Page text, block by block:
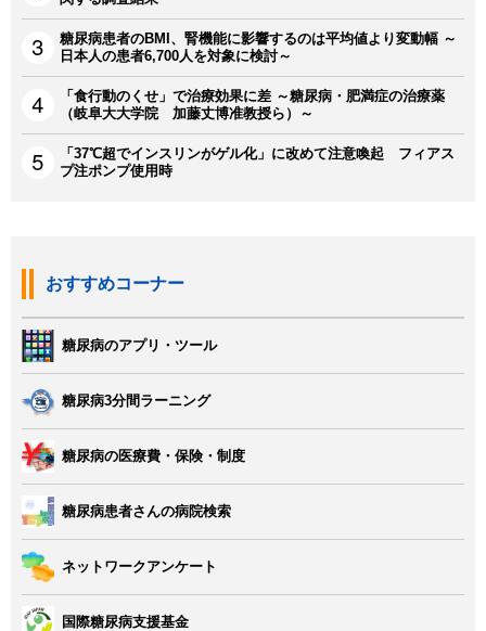
糖尿病患者のBMI、腎機能に影響するのは平均値より変動幅 ～
日本人の患者6,700人を対象に検討～
「食行動のくせ」で治療効果に差 ～糖尿病・肥満症の治療薬
（岐阜大大学院 加藤丈博准教授ら）～
「37℃超でインスリンがゲル化」に改めて注意喚起 フィアス
プ注ポンプ使用時
おすすめコーナー
糖尿病のアプリ・ツール
糖尿病3分間ラーニング
糖尿病の医療費・保険・制度
糖尿病患者さんの病院検索
ネットワークアンケート
国際糖尿病支援基金